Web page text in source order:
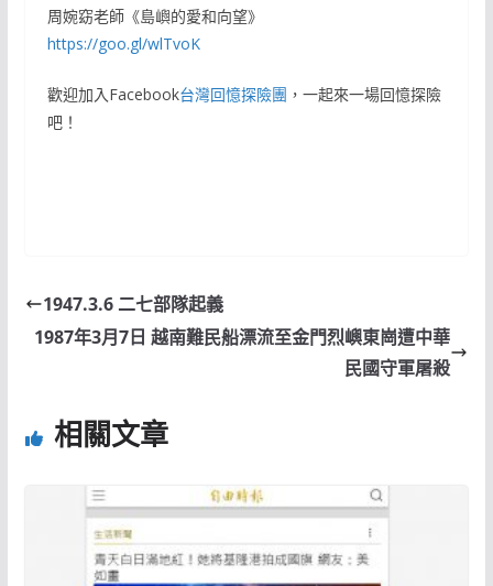
周婉窈老師《島嶼的愛和向望》
https://goo.gl/wlTvoK
歡迎加入Facebook台灣回憶探險團 ，一起來一場回憶探險
吧！
1947.3.6 二七部隊起義
1987年3月7日 越南難民船漂流至金門烈嶼東崗遭中華
民國守軍屠殺
相關文章